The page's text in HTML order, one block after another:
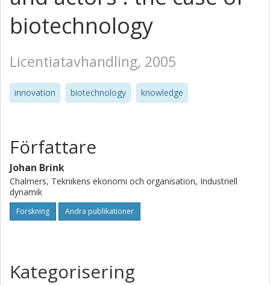
biotechnology
Licentiatavhandling, 2005
innovation biotechnology knowledge
Författare
Johan Brink
Chalmers, Teknikens ekonomi och organisation, Industriell
dynamik
Forskning Andra publikationer
Kategorisering